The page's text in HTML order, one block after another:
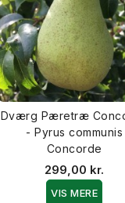
Dværg Pæretræ
- Pyrus communis
Concorde
299,00 kr.
VIS MERE